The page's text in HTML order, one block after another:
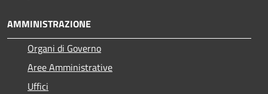
AMMINISTRAZIONE
Organi di Governo
Aree Amministrative
Uffici